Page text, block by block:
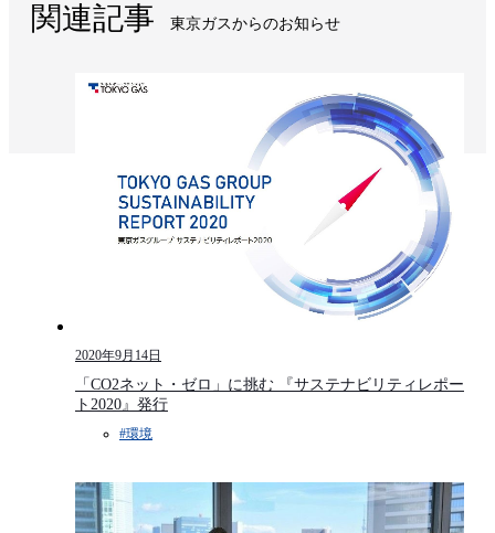
関連記事 東京ガスからのお知らせ​
2020年9月14日
「CO2ネット・ゼロ」に挑む 『サステナビリティレポー
ト2020』発行
#環境​